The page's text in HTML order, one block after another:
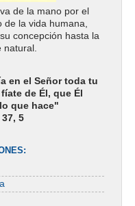
de la mano por el
de la vida humana,
concepción hasta la
natural.
en el Señor toda tu
de Él, que Él
que hace"
5